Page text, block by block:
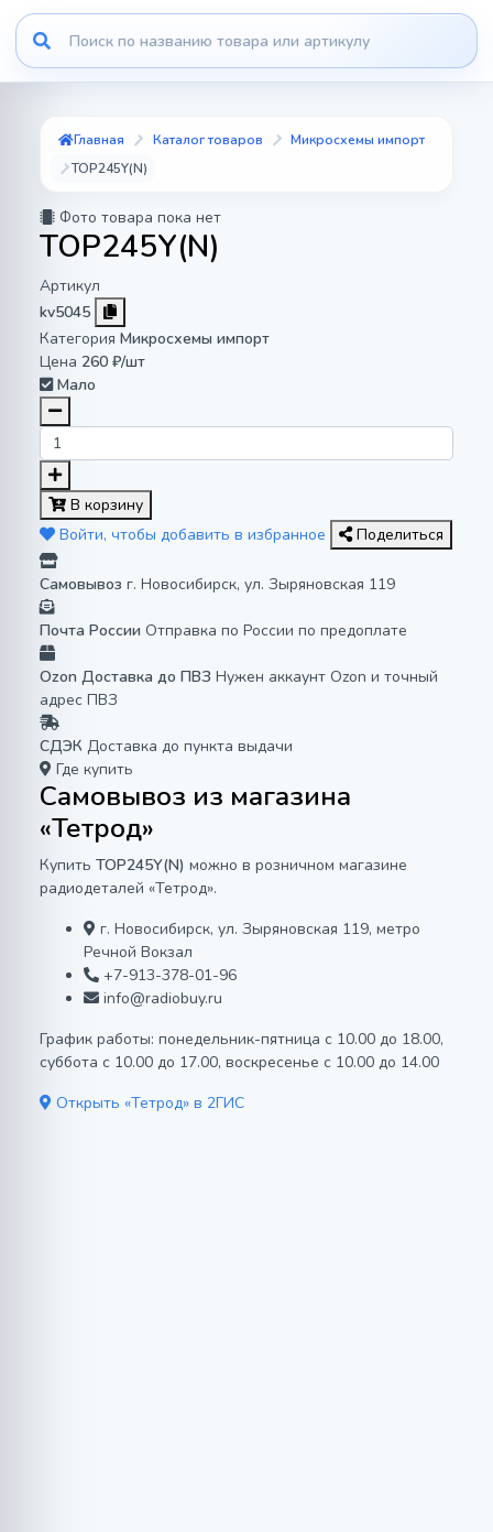
Главная Каталог товаров
Микросхемы импорт
TOP245Y(N)
Фото товара пока нет
TOP245Y(N)
Артикул
kv5045
Категория Микросхемы импорт
Цена 260 ₽/шт
Мало
В корзину
Войти, чтобы добавить в избранное
Поделиться
Самовывоз г. Новосибирск, ул. Зыряновская 119
Почта России Отправка по России по предоплате
Ozon Доставка до ПВЗ Нужен аккаунт Ozon и точный
адрес ПВЗ
СДЭК Доставка до пункта выдачи
Где купить
Самовывоз из магазина
«Тетрод»
Купить TOP245Y(N) можно в розничном магазине
радиодеталей «Тетрод».
г. Новосибирск, ул. Зыряновская 119, метро
Речной Вокзал
+7-913-378-01-96
info@radiobuy.ru
График работы: понедельник-пятница с 10.00 до 18.00,
суббота с 10.00 до 17.00, воскресенье с 10.00 до 14.00
Открыть «Тетрод» в 2ГИС